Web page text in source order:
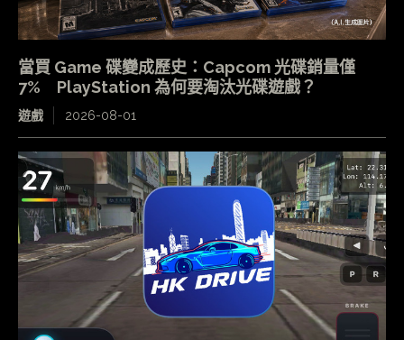
當買 Game 碟變成歷史：Capcom 光碟銷量僅
7% PlayStation 為何要淘汰光碟遊戲？
遊戲 2026-08-01